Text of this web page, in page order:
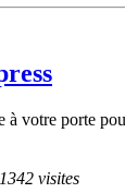
votre porte
visites